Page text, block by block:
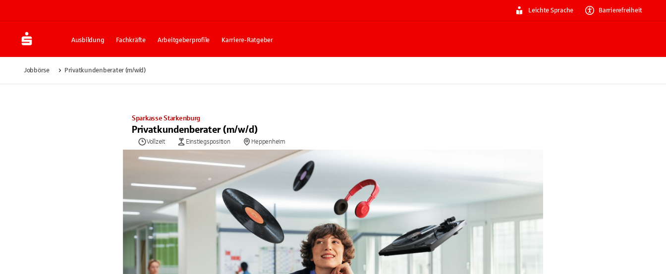
Leichte Sprache Barrierefreiheit
Ausbildung Fachkräfte Arbeitgeberprofile Karriere-Ratgeber
Jobbörse Privatkundenberater (m/w/d)
Sparkasse Starkenburg
Privatkundenberater (m/w/d)
Vollzeit Einstiegsposition Heppenheim